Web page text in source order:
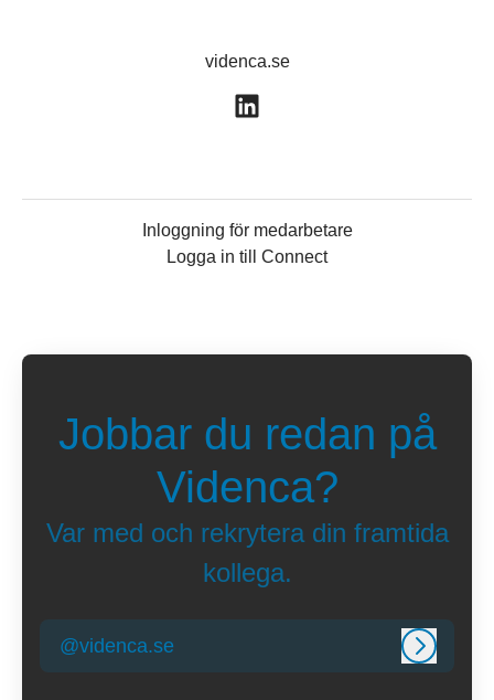
videnca.se
Inloggning för medarbetare
Logga in till Connect
Jobbar du redan på
Videnca?
Var med och rekrytera din framtida
kollega.
@videnca.se Logga in